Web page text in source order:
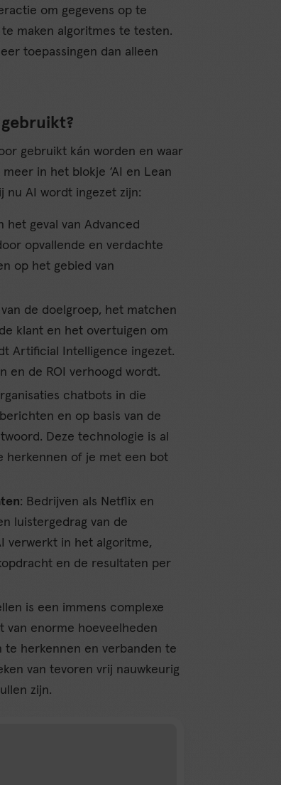
om gegevens op te
maken algoritmes te testen.
toepassingen dan alleen
gebruikt kán worden en waar
in het blokje ‘AI en Lean
nu AI wordt ingezet zijn:
het geval van Advanced
opvallende en verdachte
op het gebied van
de doelgroep, het matchen
klant en het overtuigen om
Artificial Intelligence ingezet.
en de ROI verhoogd wordt.
chatbots in die
en op basis van de
Deze technologie is al
herkennen of je met een bot
: Bedrijven als Netflix en
luistergedrag van de
verwerkt in het algoritme,
en de resultaten per
is een immens complexe
van enorme hoeveelheden
te herkennen en verbanden te
van tevoren vrij nauwkeurig
zijn.